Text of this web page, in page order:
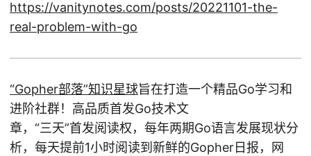
https://vanitynotes.com/posts/20221101-the-
real-problem-with-go
“Gopher部落”知识星球旨在打造一个精品Go学习和
进阶社群！高品质首发Go技术文
章，“三天”首发阅读权，每年两期Go语言发展现状分
析，每天提前1小时阅读到新鲜的Gopher日报，网